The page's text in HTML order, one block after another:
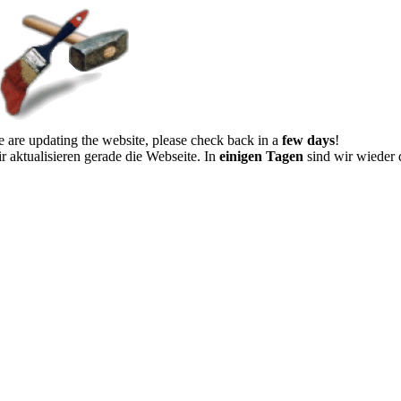
are updating the website, please check back in a few days!
aktualisieren gerade die Webseite. In einigen Tagen sind wir wieder